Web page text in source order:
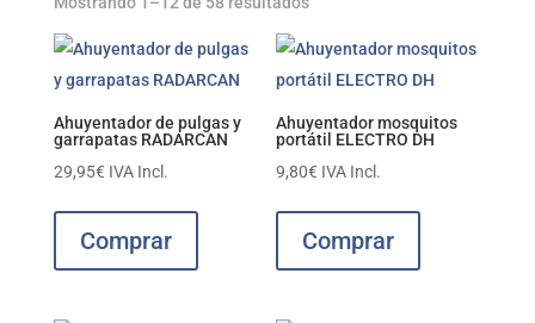
Ahuyentador de pulgas y
garrapatas RADARCAN
29,95€ IVA Incl.
Comprar
Ahuyentador mosquitos
portátil ELECTRO DH
9,80€ IVA Incl.
Comprar